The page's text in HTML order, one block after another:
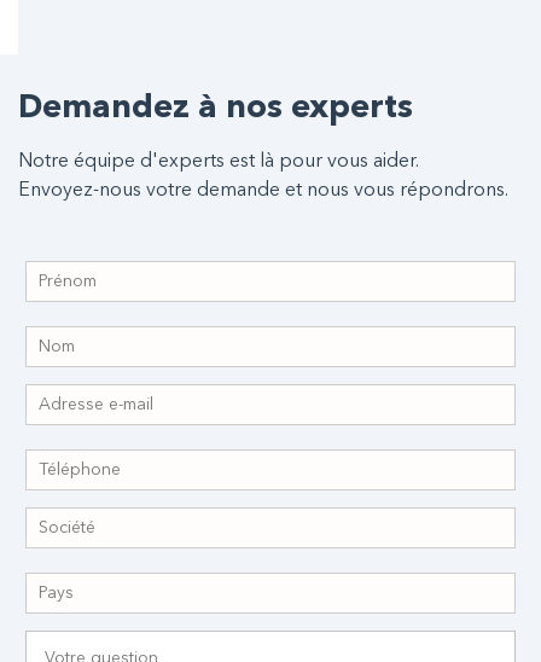
Demandez à nos experts
Notre équipe d'experts est là pour vous aider.
Envoyez-nous votre demande et nous vous répondrons.